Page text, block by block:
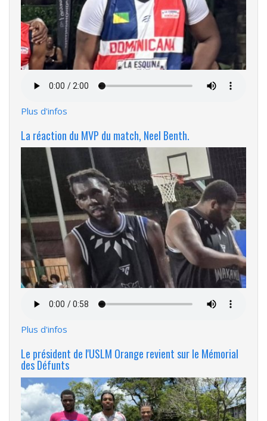
audio
Plus d'infos
La réaction du MVP du match, Neel Benth.
audio
Plus d'infos
Le président de l'USLM Orange revient sur le Mémorial
des Défunts